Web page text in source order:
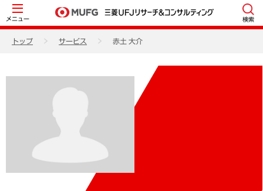
メニュー 検索
トップ サービス 赤土 大介